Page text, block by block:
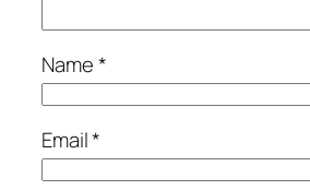
Name*
Email*